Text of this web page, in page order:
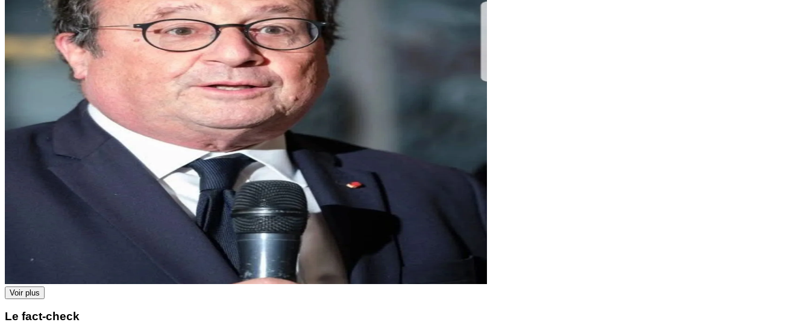
Voir plus
Le fact-check